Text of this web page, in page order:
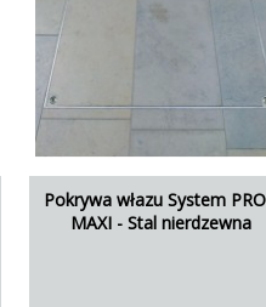
Pokrywa włazu System
MAXI - Stal nierdzewna